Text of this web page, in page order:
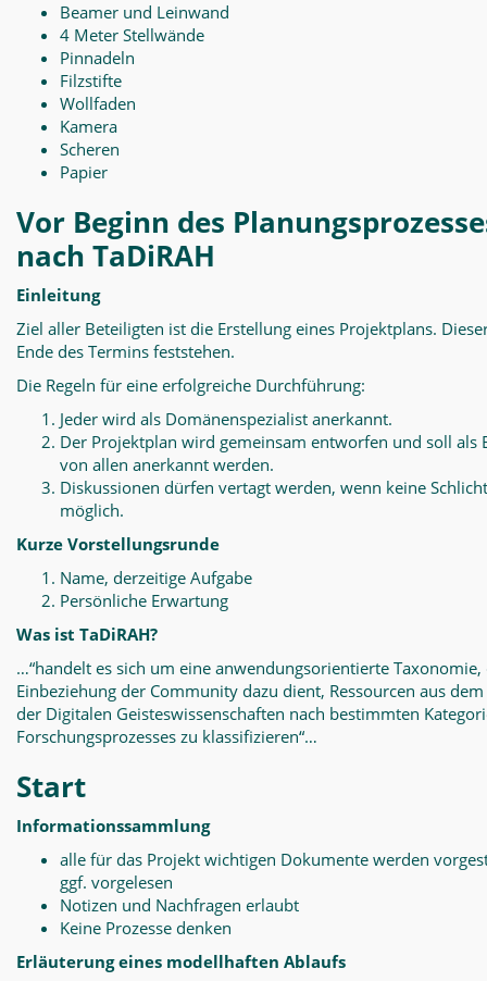
Beamer und Leinwand
4 Meter Stellwände
Pinnadeln
Filzstifte
Wollfaden
Kamera
Scheren
Papier
Vor Beginn des
nach TaDiRAH
Einleitung
Ziel aller Beteiligten ist die Erstellung eines Projektplans.
Ende des Termins feststehen.
Die Regeln für eine erfolgreiche Durchführung:
Jeder wird als Domänenspezialist anerkannt.
Der Projektplan wird gemeinsam entworfen und soll als
von allen anerkannt werden.
Diskussionen dürfen vertagt werden, wenn keine
möglich.
Kurze Vorstellungsrunde
Name, derzeitige Aufgabe
Persönliche Erwartung
Was ist TaDiRAH?
…“handelt es sich um eine anwendungsorientierte
Einbeziehung der Community dazu dient, Ressourcen aus
der Digitalen Geisteswissenschaften nach bestimmten
Forschungsprozesses zu klassifizieren“…
Start
Informationssammlung
alle für das Projekt wichtigen Dokumente werden
ggf. vorgelesen
Notizen und Nachfragen erlaubt
Keine Prozesse denken
Erläuterung eines modellhaften Ablaufs